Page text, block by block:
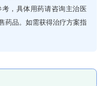
，具体用药请咨询主治医
药品。如需获得治疗方案指